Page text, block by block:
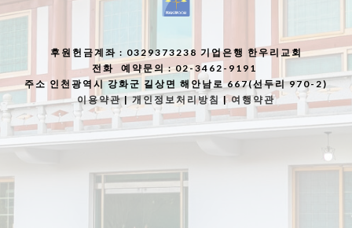
후원헌금계좌 : 0329373238 기업은행 한우리교회
전화
예약문의 : 02-3462-9191
주소인천광역시 강화군 길상면 해안남로 667(선두리 970-2)
이용약관|개인정보처리방침 |여행약관